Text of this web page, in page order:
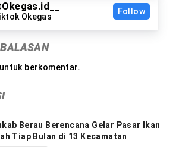
Okegas
Follow
untuk berkomentar.
Berau Berencana Gelar Pasar Ikan
Tiap Bulan di 13 Kecamatan